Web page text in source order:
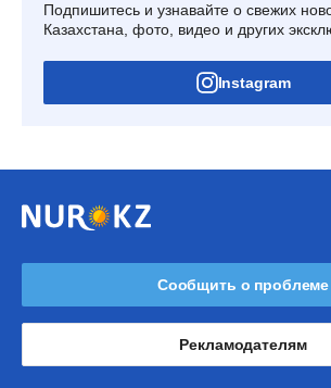
Подпишитесь и узнавайте о свежих
Казахстана, фото, видео и других
Instagram
Сообщить о проблеме
Рекламодателям